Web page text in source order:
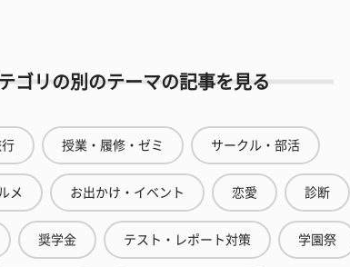
ゴリの別のテーマの記事を見る
行 授業・履修・ゼミ サークル・部活
メ お出かけ・イベント 恋愛 診断
奨学金 テスト・レポート対策 学園祭